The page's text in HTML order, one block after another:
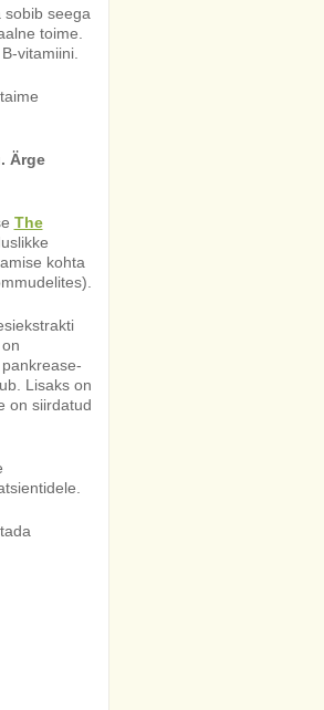
sobib seega
toime.
vitamiini.
Ärge
The
kohta
Lisaks on
on siirdatud